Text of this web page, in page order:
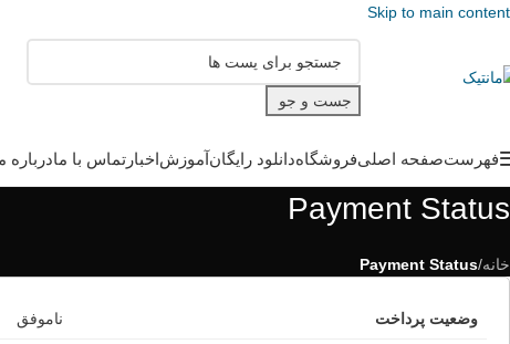
Skip to main content
جست و جو
فهرستصفحه اصلیفروشگاهدانلود رایگانآموزشاخبار تماس با مادرباره
Payment Status
خانه/
Payment Status
وضعیت پرداخت ناموفق